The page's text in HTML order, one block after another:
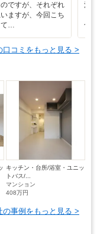
ですが、それぞれ
ますが、今回こち
て…
清
合
口コミをもっと見る >
キッチン・台所/浴室・ユニッ
トバス/...
マンション
408万円
の事例をもっと見る >